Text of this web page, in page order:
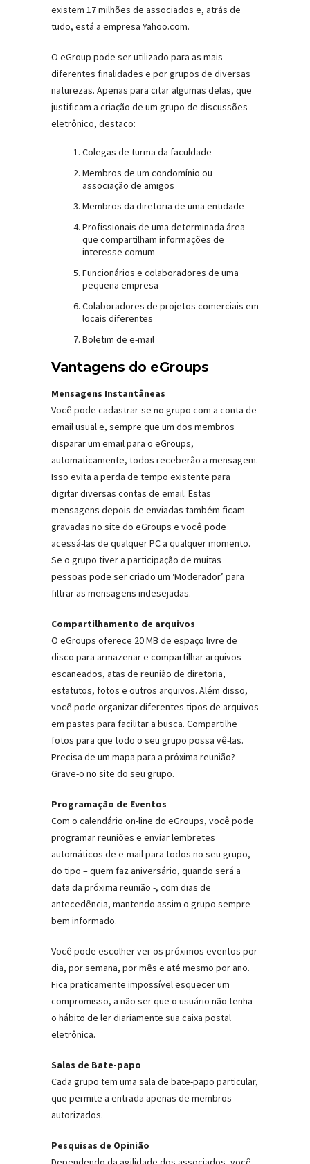
existem 17 milhões de associados e, atrás de
tudo, está a empresa Yahoo.com.
O eGroup pode ser utilizado para as mais
diferentes finalidades e por grupos de diversas
naturezas. Apenas para citar algumas delas, que
justificam a criação de um grupo de discussões
eletrônico, destaco:
Colegas de turma da faculdade
Membros de um condomínio ou
associação de amigos
Membros da diretoria de uma entidade
Profissionais de uma determinada área
que compartilham informações de
interesse comum
Funcionários e colaboradores de uma
pequena empresa
Colaboradores de projetos comerciais em
locais diferentes
Boletim de e-mail
Vantagens do eGroups
Mensagens Instantâneas
Você pode cadastrar-se no grupo com a conta de
email usual e, sempre que um dos membros
disparar um email para o eGroups,
automaticamente, todos receberão a mensagem.
Isso evita a perda de tempo existente para
digitar diversas contas de email. Estas
mensagens depois de enviadas também ficam
gravadas no site do eGroups e você pode
acessá-las de qualquer PC a qualquer momento.
Se o grupo tiver a participação de muitas
pessoas pode ser criado um ‘Moderador’ para
filtrar as mensagens indesejadas.
Compartilhamento de arquivos
O eGroups oferece 20 MB de espaço livre de
disco para armazenar e compartilhar arquivos
escaneados, atas de reunião de diretoria,
estatutos, fotos e outros arquivos. Além disso,
você pode organizar diferentes tipos de arquivos
em pastas para facilitar a busca. Compartilhe
fotos para que todo o seu grupo possa vê-las.
Precisa de um mapa para a próxima reunião?
Grave-o no site do seu grupo.
Programação de Eventos
Com o calendário on-line do eGroups, você pode
programar reuniões e enviar lembretes
automáticos de e-mail para todos no seu grupo,
do tipo – quem faz aniversário, quando será a
data da próxima reunião -, com dias de
antecedência, mantendo assim o grupo sempre
bem informado.
Você pode escolher ver os próximos eventos por
dia, por semana, por mês e até mesmo por ano.
Fica praticamente impossível esquecer um
compromisso, a não ser que o usuário não tenha
o hábito de ler diariamente sua caixa postal
eletrônica.
Salas de Bate-papo
Cada grupo tem uma sala de bate-papo particular,
que permite a entrada apenas de membros
autorizados.
Pesquisas de Opinião